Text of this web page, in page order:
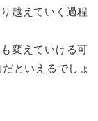
越えていく過程
変えていける可
といえるでしょ